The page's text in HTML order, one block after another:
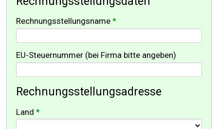
-
-
Rechnungsstellungsname *
EU-Steuernummer (bei Firma bitte angeben)
Rechnungsstellungsadresse
Land *